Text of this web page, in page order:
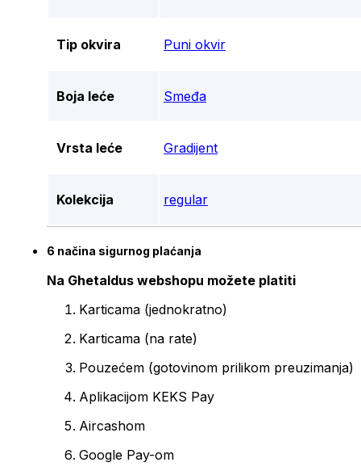
Tip okvira Puni okvir
Boja leće Smeđa
Vrsta leće Gradijent
Kolekcija regular
6 načina sigurnog plaćanja
Na Ghetaldus webshopu možete platiti
Karticama (jednokratno)
Karticama (na rate)
Pouzećem (gotovinom prilikom preuzimanja)
Aplikacijom KEKS Pay
Aircashom
Google Pay-om